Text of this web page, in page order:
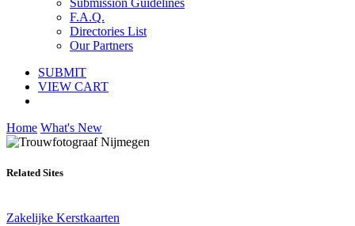
Submission Guidelines
F.A.Q.
Directories List
Our Partners
SUBMIT
VIEW CART
Home What's New
Related Sites
Zakelijke Kerstkaarten